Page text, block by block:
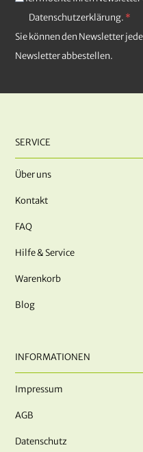
Datenschutzerklärung.
Sie können den Newsletter
Newsletter abbestellen.
SERVICE
Über uns
Kontakt
FAQ
Hilfe & Service
Warenkorb
Blog
INFORMATIONEN
Impressum
AGB
Datenschutz